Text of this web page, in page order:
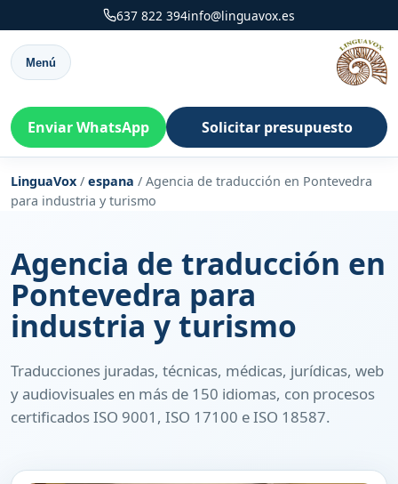
637 822 394info@linguavox.es
Menú
Enviar WhatsApp Solicitar presupuesto
LinguaVox / espana / Agencia de traducción en Pontevedra
para industria y turismo
Agencia de traducción en
Pontevedra para
industria y turismo
Traducciones juradas, técnicas, médicas, jurídicas, web
y audiovisuales en más de 150 idiomas, con procesos
certificados ISO 9001, ISO 17100 e ISO 18587.